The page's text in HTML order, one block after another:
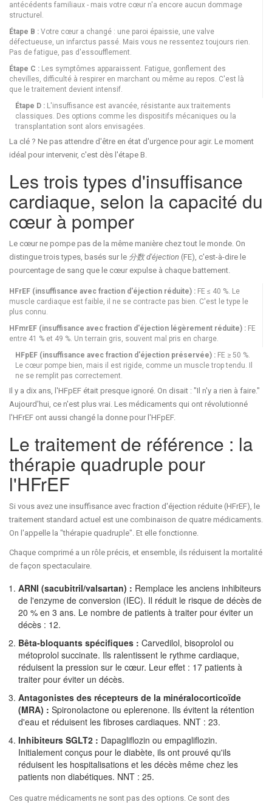
antécédents familiaux - mais votre cœur n'a encore aucun dommage
structurel.
Étape B : Votre cœur a changé : une paroi épaissie, une valve
défectueuse, un infarctus passé. Mais vous ne ressentez toujours rien.
Pas de fatigue, pas d'essoufflement.
Étape C : Les symptômes apparaissent. Fatigue, gonflement des
chevilles, difficulté à respirer en marchant ou même au repos. C'est là
que le traitement devient intensif.
Étape D : L'insuffisance est avancée, résistante aux traitements
classiques. Des options comme les dispositifs mécaniques ou la
transplantation sont alors envisagées.
La clé ? Ne pas attendre d'être en état d'urgence pour agir. Le moment
idéal pour intervenir, c'est dès l'étape B.
Les trois types d'insuffisance
cardiaque, selon la capacité du
cœur à pomper
Le cœur ne pompe pas de la même manière chez tout le monde. On
distingue trois types, basés sur le 分数 d'éjection (FE), c'est-à-dire le
pourcentage de sang que le cœur expulse à chaque battement.
HFrEF (insuffisance avec fraction d'éjection réduite) : FE ≤ 40 %. Le
muscle cardiaque est faible, il ne se contracte pas bien. C'est le type le
plus connu.
HFmrEF (insuffisance avec fraction d'éjection légèrement réduite) : FE
entre 41 % et 49 %. Un terrain gris, souvent mal pris en charge.
HFpEF (insuffisance avec fraction d'éjection préservée) : FE ≥ 50 %.
Le cœur pompe bien, mais il est rigide, comme un muscle trop tendu. Il
ne se remplit pas correctement.
Il y a dix ans, l'HFpEF était presque ignoré. On disait : "Il n'y a rien à faire."
Aujourd'hui, ce n'est plus vrai. Les médicaments qui ont révolutionné
l'HFrEF ont aussi changé la donne pour l'HFpEF.
Le traitement de référence : la
thérapie quadruple pour
l'HFrEF
Si vous avez une insuffisance avec fraction d'éjection réduite (HFrEF), le
traitement standard actuel est une combinaison de quatre médicaments.
On l'appelle la "thérapie quadruple". Et elle fonctionne.
Chaque comprimé a un rôle précis, et ensemble, ils réduisent la mortalité
de façon spectaculaire.
ARNI (sacubitril/valsartan) : Remplace les anciens inhibiteurs
de l'enzyme de conversion (IEC). Il réduit le risque de décès de
20 % en 3 ans. Le nombre de patients à traiter pour éviter un
décès : 12.
Bêta-bloquants spécifiques : Carvedilol, bisoprolol ou
métoprolol succinate. Ils ralentissent le rythme cardiaque,
réduisent la pression sur le cœur. Leur effet : 17 patients à
traiter pour éviter un décès.
Antagonistes des récepteurs de la minéralocorticoïde
(MRA) : Spironolactone ou eplerenone. Ils évitent la rétention
d'eau et réduisent les fibroses cardiaques. NNT : 23.
Inhibiteurs SGLT2 : Dapagliflozin ou empagliflozin.
Initialement conçus pour le diabète, ils ont prouvé qu'ils
réduisent les hospitalisations et les décès même chez les
patients non diabétiques. NNT : 25.
Ces quatre médicaments ne sont pas des options. Ce sont des